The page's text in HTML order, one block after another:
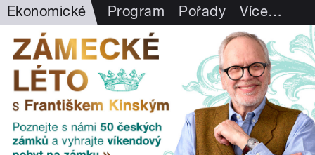
Ekonomické Program Pořady Více…